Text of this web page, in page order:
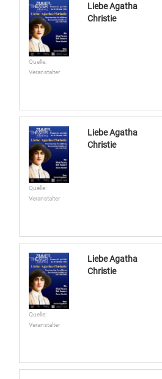
Quelle:
Veranstalter
Liebe Agatha
Christie
Quelle:
Veranstalter
Liebe Agatha
Christie
Quelle:
Veranstalter
Liebe Agatha
Christie